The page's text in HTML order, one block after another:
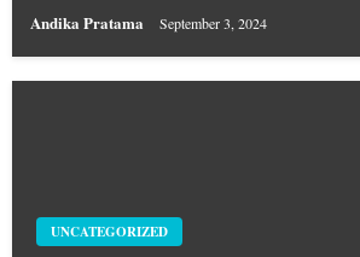
Andika Pratama September 3, 2024
UNCATEGORIZED